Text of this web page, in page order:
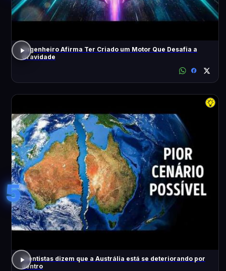
Engenheiro Afirma Ter Criado um Motor Que Desafia a
Gravidade
5
Cientistas dizem que a Austrália está se deteriorando por
dentro